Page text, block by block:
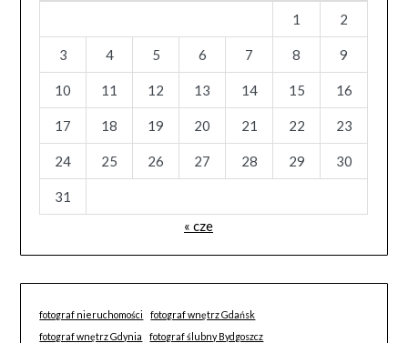
1
2
3 4 5 6 7 8 9
10 11 12 13 14 15 16
17 18 19 20 21 22 23
24 25 26 27 28 29 30
31
« cze
fotograf nieruchomości
fotograf wnętrz Gdańsk
fotograf wnętrz Gdynia
fotograf ślubny Bydgoszcz